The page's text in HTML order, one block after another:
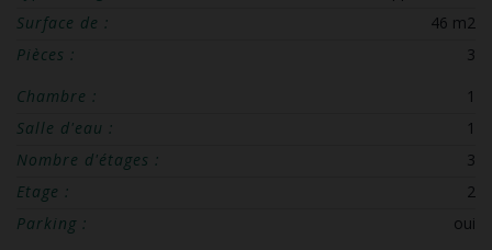
Surface de :
46 m2
Pièces :
3
Chambre :
1
Salle d'eau :
1
Nombre d'étages :
3
Etage :
2
Parking :
oui